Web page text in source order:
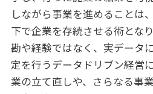
しながら事業を進めることは、
下で企業を存続させる術となり
勘や経験ではなく、実データ
定を行うデータドリブン経営に
業の立て直しや、さらなる事